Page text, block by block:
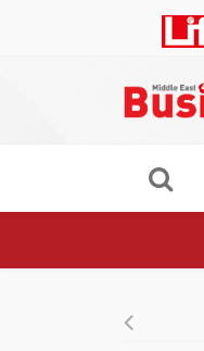
على الشركات والأعمال